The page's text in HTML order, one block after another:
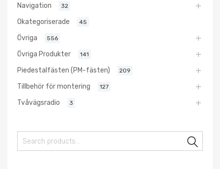
Navigation 32
Okategoriserade 45
Övriga 556
Övriga Produkter 141
Piedestalfästen (PM-fästen) 209
Tillbehör för montering 127
Tvåvägsradio 3